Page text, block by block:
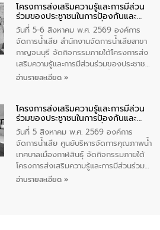
นโยบาย “มหาดไทย ทำ ทัน ที Action 5
PLUS” โดยจัดอบรมให้ความรู้แก่ประชาชน
และนักเรียน เพื่อส่งเสริมความรู้ด้านการ
จัดการน้ำเสียและสร้างจิตสำนึกในการ
อนุรักษ์สิ่งแวดล้อม ในหัวข้อ “น้ำเสียชุมชน
และการบำบัดน้ำเสียเบื้องต้น” โดยให้ความรู้
เกี่ยวกับสาเหตุและผลกระทบของน้ำเสีย
ณ เทศบาลตำบลบางเลน จังหวัดนครปฐม
โครงการส่งเสริมความรู้และการมีส่วน
ร่วมของประชาชนในการป้องกันและ
แก้ไขปัญหาน้ำเสียอย่างยั่งยืน
วันที่ 5-6 สิงหาคม พ.ศ. 2569 องค์การ
จัดการน้ำเสีย สำนักงานจัดการน้ำเสียสาขา
กาญจนบุรี จัดกิจกรรมภายใต้โครงการส่ง
เสริมความรู้และการมีส่วนร่วมของประชาชน
ในการป้องกันและแก้ไขปัญหาน้ำเสียอย่าง
นักเรียนชั้นมัธยมต้น โรงเรียนเทศบาล 5
(กระดาษไทยอนุเคราะห์), นักศึกษาชั้น ปวช.
1 วิทยาลัยเทคนิคกาญจนบุรี, ผู้นำชุมชนบ้าน
เหนือ 2 และชุมชนซอยโรงน้ำแข็ง ในเขต
เทศบาลเมืองกาญจนบุรี เพื่อส่งเสริมความรู้
ด้านการจัดการน้ำเสีย การบำบัดน้ำเสียเบื้อง
ต้นในครัวเรือน และสร้างจิตสำนึกในการ
อ่านรายละเอียด »
โครงการส่งเสริมความรู้และการมีส่วน
ร่วมของประชาชนในการป้องกันและ
แก้ไขปัญหาน้ำเสียอย่างยั่งยืน
วันที่ 5 สิงหาคม พ.ศ. 2569 องค์การ
จัดการน้ำเสีย ศูนย์บริหารจัดการคุณภาพน้ำ
เทศบาลเมืองกาฬสินธุ์ จัดกิจกรรมภายใต้
โครงการส่งเสริมความรู้และการมีส่วนร่วม
ของประชาชนในการป้องกันและแก้ไขปัญหา
อ่านรายละเอียด »